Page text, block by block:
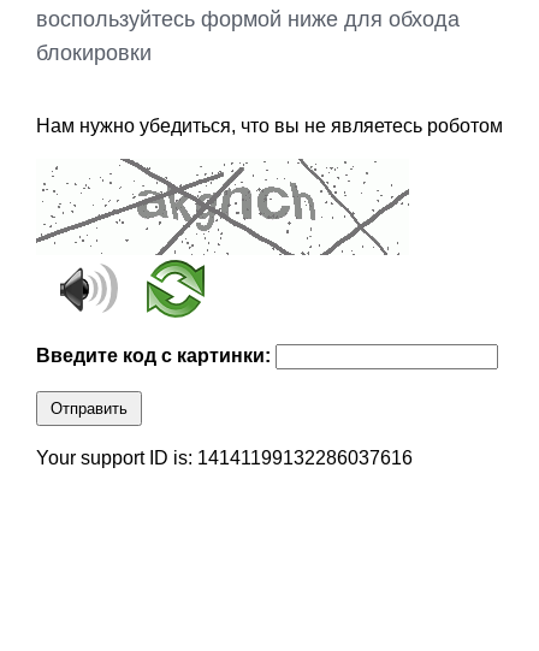
воспользуйтесь формой ниже для обхода
блокировки
Нам нужно убедиться, что вы не являетесь роботом
Введите код с картинки:
Отправить
Your support ID is: 14141199132286037616